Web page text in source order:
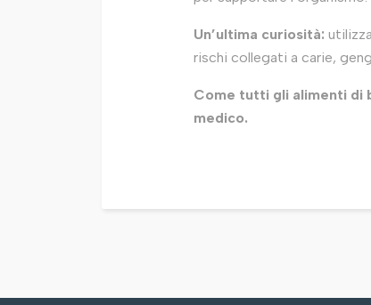
Un’ultima curiosità:
rischi collegati a carie,
Come tutti gli alimenti di
medico.